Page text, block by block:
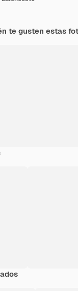
te gusten estas